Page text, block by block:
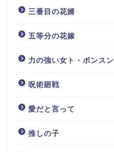
三番目の花婿
五等分の花嫁
力の強い女ト・ボンスン
呪術廻戦
愛だと言って
推しの子